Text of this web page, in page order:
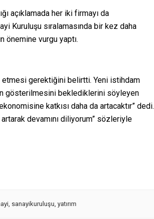
açıklamada her iki firmayı da
Kuruluşu sıralamasında bir kez daha
önemine vurgu yaptı.
etmesi gerektiğini belirtti. Yeni istihdam
gösterilmesini beklediklerini söyleyen
katkısı daha da artacaktır” dedi.
artarak devamını diliyorum” sözleriyle
, sanayikuruluşu, yatırım